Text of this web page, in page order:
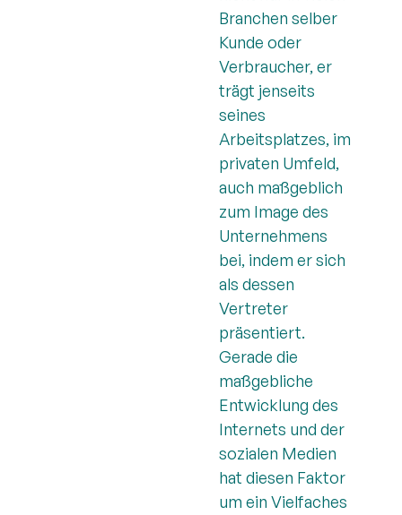
Branchen selber
Kunde oder
Verbraucher, er
trägt jenseits
seines
Arbeitsplatzes, im
privaten Umfeld,
auch maßgeblich
zum Image des
Unternehmens
bei, indem er sich
als dessen
Vertreter
präsentiert.
Gerade die
maßgebliche
Entwicklung des
Internets und der
sozialen Medien
hat diesen Faktor
um ein Vielfaches